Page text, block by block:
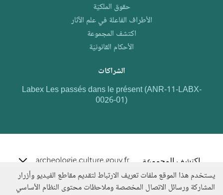
حقوق الملكيّة
الأطراف الفاعلة في علم الآثار
اكتشف المجموعة
الأحكام القانونيّة
الشراكات
Labex Les passés dans le présent (ANR-11-LABX-
0026-01)
اكتشف المجموعة
يستخدم هذا الموقع ملفات تعريف الارتباط لتقديم مقاطع الفيديو وأزرار
المشاركة ورسائل الاتصال المخصصة وملاحظات محتوى النظام الأساسي